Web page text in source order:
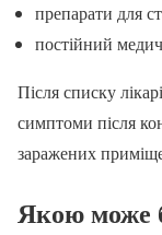
препарати для
постійний
Після списку
симптоми після
заражених
Якою може